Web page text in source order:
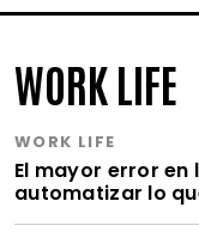
WORK LIFE
WORK LIFE
El mayor error
automatizar lo